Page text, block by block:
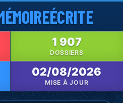
ÉCRITE
1 907
DOSSIERS
02/08/2026
MISE À JOUR